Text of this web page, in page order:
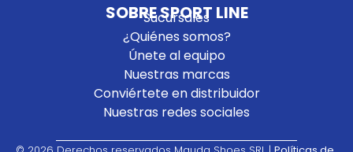
SOBRE SPORT LINE
Sucursales
¿Quiénes somos?
Únete al equipo
Nuestras marcas
Conviértete en distribuidor
Nuestras redes sociales
¿Necesitas ayuda?